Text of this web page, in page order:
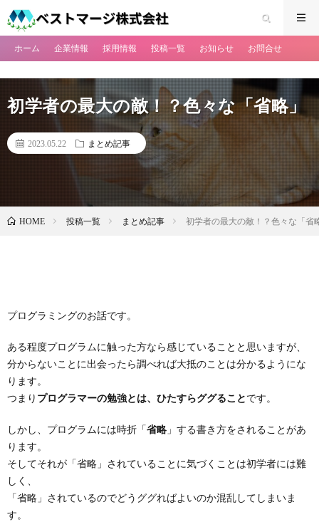
ホーム 企業情報 採用情報 投稿一覧 お知らせ お問合せ
初学者の最大の敵！？色々な「省略」
2023.05.22 まとめ記事
HOME 投稿一覧 まとめ記事 初学者の最大の敵！？色々な「省
プログラミングのお話です。
ある程度プログラムに触った方なら感じていることと思いますが、
分からないことに出会ったら調べれば大抵のことは分かるようにな
ります。
つまり プログラマーの勉強とは、ひたすらググることです。
しかし、プログラムには時折「省略 」する書き方をされることがあ
ります。
そしてそれが「省略」されていることに気づくことは初学者には難
しく、
「省略」されているのでどうググればよいのか混乱してしまいま
す。